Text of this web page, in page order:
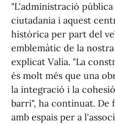
"L'administració
ciutadania i aquest
històrica per part del
emblemàtic de la
explicat Valia. "La
és molt més que una
la integració i la
barri", ha continuat.
amb espais per a